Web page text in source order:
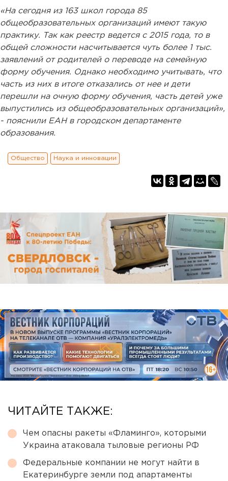
«На сегодня из 163 школ города 85
общеобразовательных организаций имеют такую
практику. Так как реестр ведется с 2015 года, то в
общей сложности насчитывается чуть более 1 тыс.
заявлений от родителей о переводе на семейную
форму обучения. Однако необходимо учитывать, что
часть из них в итоге отказались от нее и дети
перешли на очную форму обучения, часть детей уже
выпустились из общеобразовательных организаций»,
- пояснили ЕАН в городском департаменте
образования.
Общество Наука и инновации
ЧИТАЙТЕ ТАКЖЕ:
Чем опасны ракеты «Фламинго», которыми
Украина атаковала тыловые регионы РФ
Федеральные компании не могут найти в
Екатеринбурге земли под апартаменты